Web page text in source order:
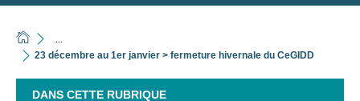
...
23 décembre au 1er janvier > fermeture hivernale du CeGIDD
DANS CETTE RUBRIQUE